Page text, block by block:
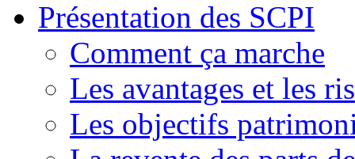
Présentation des SCPI
Comment ça marche
Les avantages et les
Les objectifs